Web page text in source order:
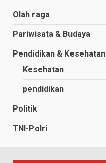
Olah raga
Pariwisata & Budaya
Pendidikan & Kesehatan
Kesehatan
pendidikan
Politik
TNI-Polri